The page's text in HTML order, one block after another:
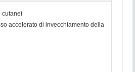
cutanei
accelerato di invecchiamento della